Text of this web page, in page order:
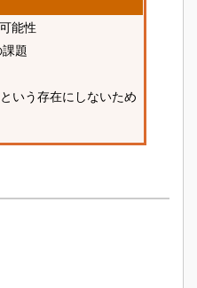
能性
題
いう存在にしないため